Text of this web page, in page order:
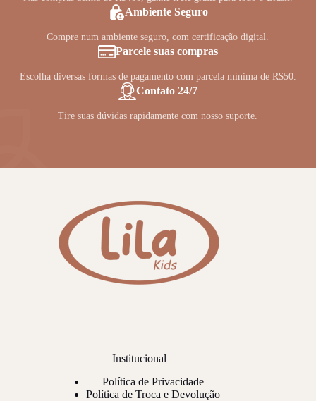
Ambiente Seguro
Compre num ambiente seguro, com certificação digital.
Parcele suas compras
Escolha diversas formas de pagamento com parcela mínima de R$50.
Contato 24/7
Tire suas dúvidas rapidamente com nosso suporte.
Institucional
Política de Privacidade
Política de Troca e Devolução